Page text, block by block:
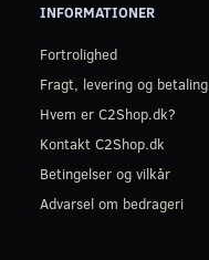
INFORMATIONER
Fortrolighed
Fragt, levering og betaling
Hvem er C2Shop.dk?
Kontakt C2Shop.dk
Betingelser og vilkår
Advarsel om bedrageri